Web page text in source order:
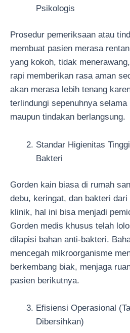
Psikologis
Prosedur pemeriksaan atau
membuat pasien merasa
yang kokoh, tidak
rapi memberikan rasa aman
akan merasa lebih tenang
terlindungi sepenuhnya
maupun tindakan berlangsung.
Standar Higienitas
Bakteri
Gorden kain biasa di rumah
debu, keringat, dan bakteri
klinik, hal ini bisa menjadi
Gorden medis khusus telah
dilapisi bahan anti-bakteri.
mencegah mikroorganisme
berkembang biak, menjaga
pasien berikutnya.
Efisiensi Operasional
Dibersihkan)